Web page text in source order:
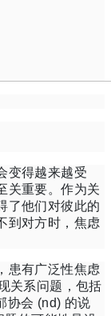
变得越来越受
关重要。作为关
了他们对彼此的
到对方时，焦虑
患有广泛性焦虑
关系问题，包括
协会 (nd) 的说